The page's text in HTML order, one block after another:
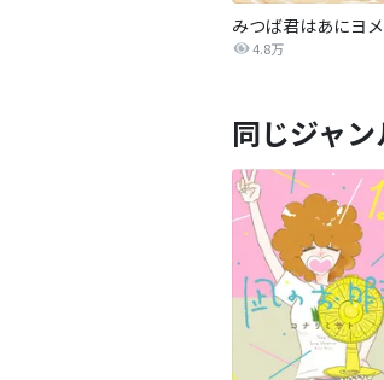
4.8万
同じジャ